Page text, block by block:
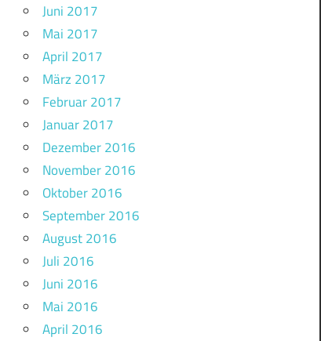
Juni 2017
Mai 2017
April 2017
März 2017
Februar 2017
Januar 2017
Dezember 2016
November 2016
Oktober 2016
September 2016
August 2016
Juli 2016
Juni 2016
Mai 2016
April 2016